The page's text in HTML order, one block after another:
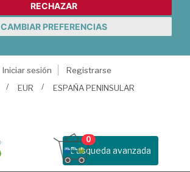
RECHAZAR
CAMBIAR PREFERENCIAS
Iniciar sesión
Registrarse
EUR ESPAÑA PENINSULAR
Busqueda avanzada
0